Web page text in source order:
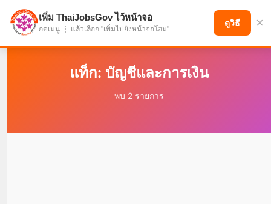
แบ่งปันโอกาส เพื่ออนาคตที่ก้าวหน้า
แท็ก: บัญชีและการเงิน
พบ 2 รายการ
เพิ่ม ThaiJobsGov ไว้หน้าจอ
กดเมนู ⋮ แล้วเลือก "เพิ่มไปยังหน้าจอโฮม"
ดูวิธี ×